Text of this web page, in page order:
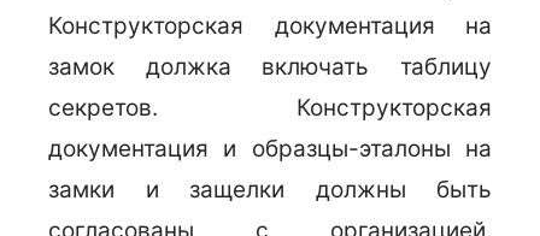
Конструкторская документация на
замок должка включать таблицу
секретов. Конструкторская
документация и образцы-эталоны на
замки и защелки должны быть